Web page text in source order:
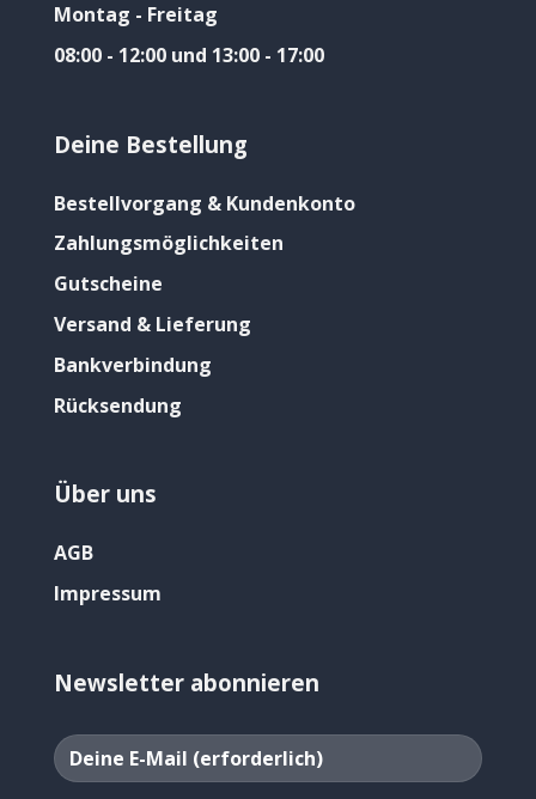
Montag - Freitag
08:00 - 12:00 und 13:00 - 17:00
Deine Bestellung
Bestellvorgang & Kundenkonto
Zahlungsmöglichkeiten
Gutscheine
Versand & Lieferung
Bankverbindung
Rücksendung
Über uns
AGB
Impressum
Newsletter abonnieren